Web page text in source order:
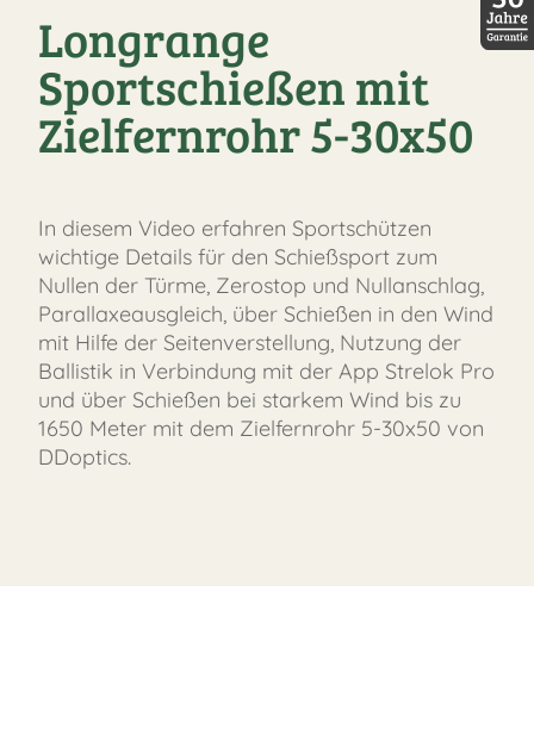
Longrange
Sportschießen mit
Zielfernrohr 5-30x50
In diesem Video erfahren Sportschützen
wichtige Details für den Schießsport zum
Nullen der Türme, Zerostop und Nullanschlag,
Parallaxeausgleich, über Schießen in den Wind
mit Hilfe der Seitenverstellung, Nutzung der
Ballistik in Verbindung mit der App Strelok Pro
und über Schießen bei starkem Wind bis zu
1650 Meter mit dem Zielfernrohr 5-30x50 von
DDoptics.